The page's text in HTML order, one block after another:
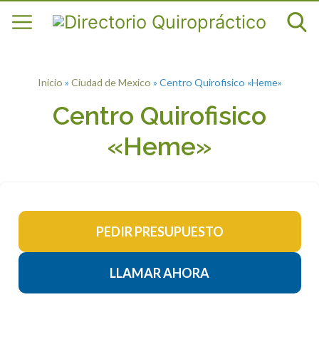
Inicio » Ciudad de Mexico » Centro Quirofisico «Heme»
Centro Quirofisico
«Heme»
PEDIR PRESUPUESTO
LLAMAR AHORA